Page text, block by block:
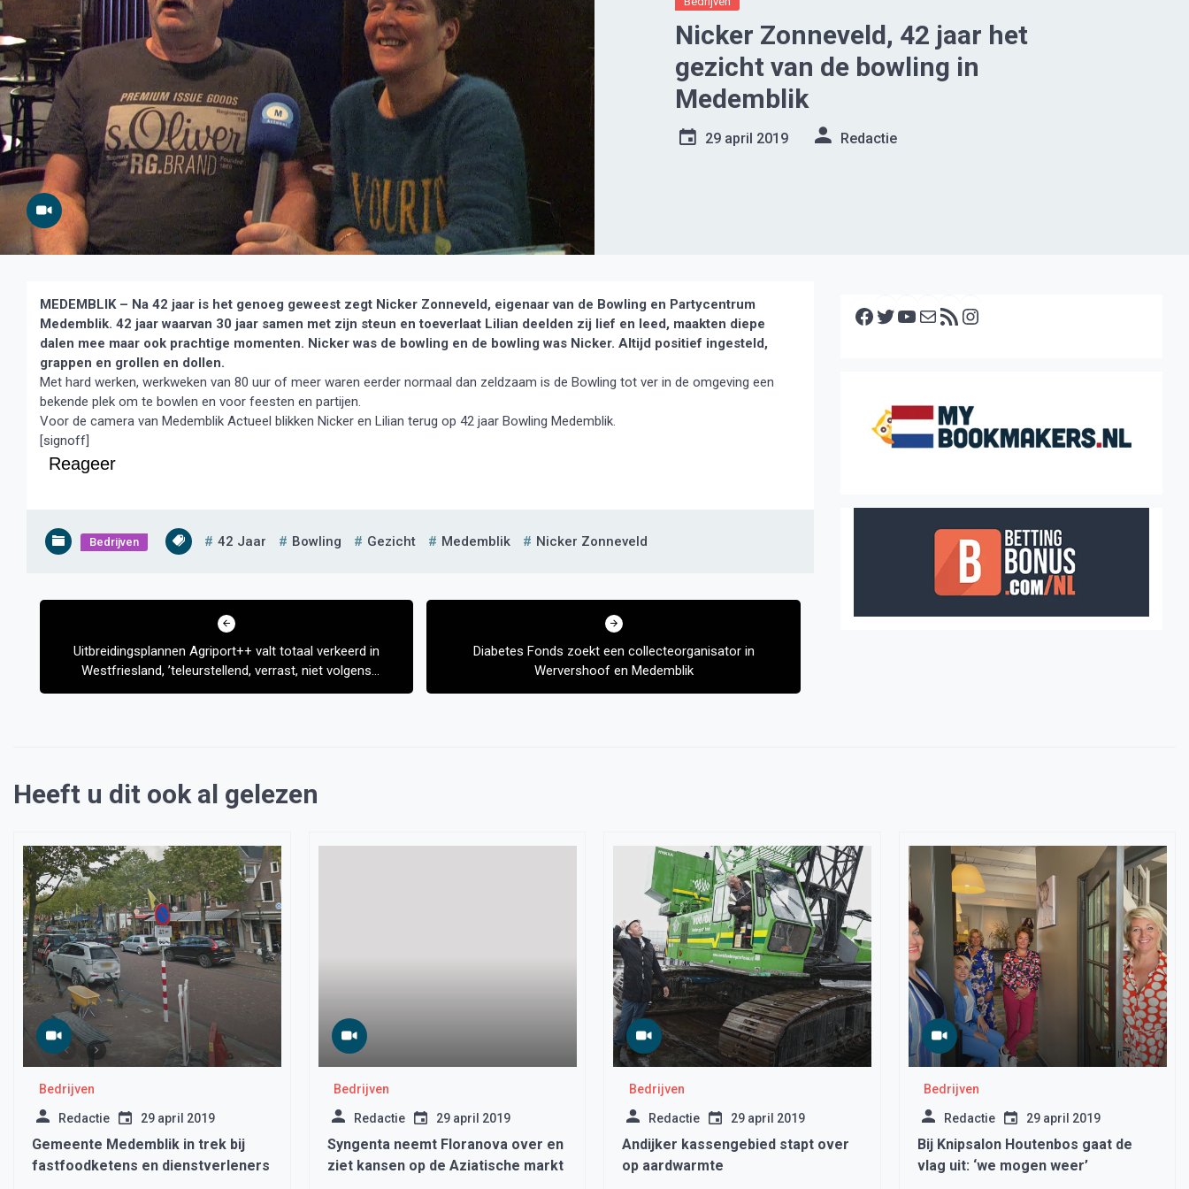
Nicker Zonneveld, 42 jaar het
gezicht van de bowling in
Medemblik
29 april 2019 Redactie
MEDEMBLIK – Na 42 jaar is het genoeg geweest zegt Nicker Zonneveld, eigenaar van de Bowling en Partycentrum
Medemblik. 42 jaar waarvan 30 jaar samen met zijn steun en toeverlaat Lilian deelden zij lief en leed, maakten diepe
dalen mee maar ook prachtige momenten. Nicker was de bowling en de bowling was Nicker. Altijd positief ingesteld,
grappen en grollen en dollen.
Met hard werken, werkweken van 80 uur of meer waren eerder normaal dan zeldzaam is de Bowling tot ver in de omgeving een
bekende plek om te bowlen en voor feesten en partijen.
Voor de camera van Medemblik Actueel blikken Nicker en Lilian terug op 42 jaar Bowling Medemblik.
[signoff]
Reageer
Bedrijven 42 Jaar Bowling Gezicht Medemblik Nicker Zonneveld
Bericht
Uitbreidingsplannen Agriport++ valt totaal verkeerd in
Westfriesland, ’teleurstellend, verrast, niet volgens
afspraak’
Diabetes Fonds zoekt een collecteorganisator in
Wervershoof en Medemblik
Facebook Twitter YouTube E-mail RSS feed
Heeft u dit ook al gelezen
Bedrijven
Redactie 29 april 2019
Gemeente Medemblik in trek bij
fastfoodketens en dienstverleners
Bedrijven
Redactie 29 april 2019
Syngenta neemt Floranova over en
ziet kansen op de Aziatische markt
Bedrijven
Redactie 29 april 2019
Andijker kassengebied stapt over
op aardwarmte
Bedrijven
Redactie 29 april 2019
Bij Knipsalon Houtenbos gaat de
vlag uit: ‘we mogen weer’